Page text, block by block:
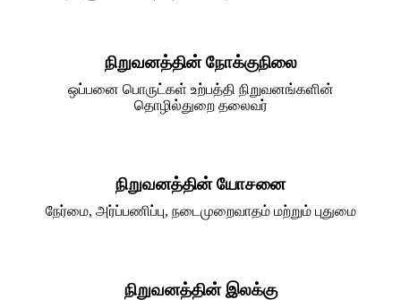
நிறுவனத்தின் நோக்குநிலை
ஒப்பனை பொருட்கள் உற்பத்தி நிறுவனங்களின்
தொழில்துறை தலைவர்
நிறுவனத்தின் யோசனை
நேர்மை, அர்ப்பணிப்பு, நடைமுறைவாதம் மற்றும் புதுமை
நிறுவனத்தின் இலக்கு